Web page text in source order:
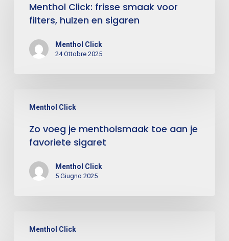
Menthol Click: frisse smaak voor
filters, hulzen en sigaren
Menthol Click
24 Ottobre 2025
Menthol Click
Zo voeg je mentholsmaak toe aan je
favoriete sigaret
Menthol Click
5 Giugno 2025
Menthol Click